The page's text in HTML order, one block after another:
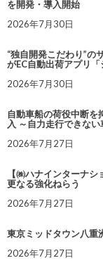
を開発・導入開始
2026年7月30日
“独自開発こだわり”の
がEC自動出荷アプリ
2026年7月30日
自動車船の荷役中断を
入 ～自力走行できな
2026年7月27日
【㈱ハナインターナ
更なる強化ねらう
2026年7月27日
東京ミッドタウン八重
2026年7月27日